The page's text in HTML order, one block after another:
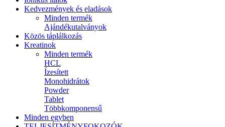
Kedvezmények és eladások
Minden termék
Ajándékutalványok
Közös táplálkozás
Kreatinok
Minden termék
HCL
Ízesített
Monohidrátok
Powder
Tablet
Többkomponensű
Minden egyben